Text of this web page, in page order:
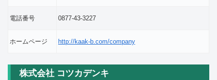
電話番号 0877-43-3227
ホームページ http://kaak-b.com/company
株式会社 コツカデンキ